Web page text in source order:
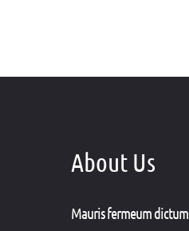
About Us
Mauris fermeum dictum